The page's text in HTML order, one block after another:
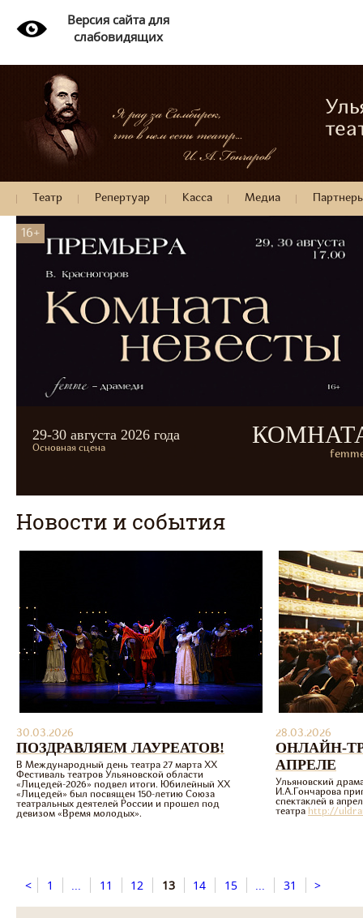
Версия сайта для
слабовидящих
Театр Репертуар Касса Медиа
16+
29-30 августа 2026 года
Основная сцена
Новости и события
30.03.2026
ПОЗДРАВЛЯЕМ ЛАУРЕАТОВ!
В Международный день театра 27 марта ХХ
Фестиваль театров Ульяновской области
«Лицедей-2026» подвел итоги. Юбилейный ХХ
«Лицедей» был посвящен 150-летию Союза
театральных деятелей России и прошел под
девизом «Время молодых».
28.03.2026
ОНЛАЙН-
АПРЕЛЕ
Ульяновский
И.А.Гончарова
спектаклей в
театра http://
< 1 ... 11 12 13 14 15 ... 31 >